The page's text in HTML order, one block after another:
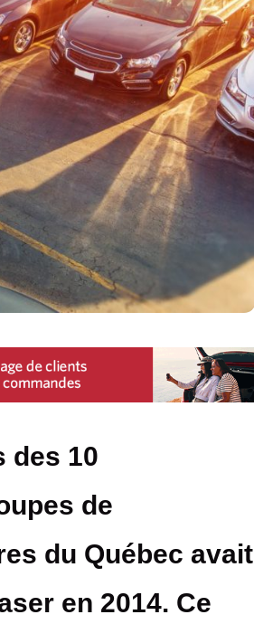
des 10
de
du Québec avait
en 2014. Ce